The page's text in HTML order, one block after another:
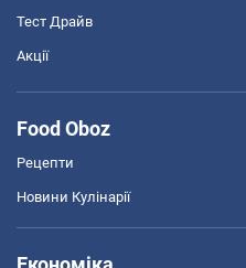
Тест Драйв
Акції
Food Oboz
Рецепти
Новини Кулінарії